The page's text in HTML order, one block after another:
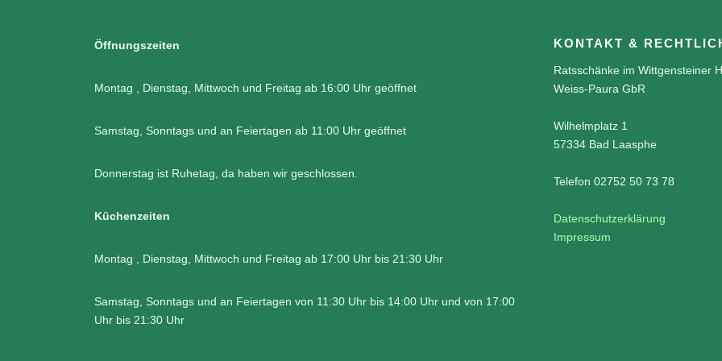
Öffnungszeiten
Montag , Dienstag, Mittwoch und Freitag ab 16:00 Uhr geöffnet
Samstag, Sonntags und an Feiertagen ab 11:00 Uhr geöffnet
Donnerstag ist Ruhetag, da haben wir geschlossen.
Küchenzeiten
Montag , Dienstag, Mittwoch und Freitag ab 17:00 Uhr bis 21:30 Uhr
Samstag, Sonntags und an Feiertagen von 11:30 Uhr bis 14:00 Uhr und von 17:00
Uhr bis 21:30 Uhr
KONTAKT &
Ratsschänke im Wittgensteiner
Weiss-Paura GbR
Wilhelmplatz 1
57334 Bad Laasphe
Telefon 02752 50 73 78
Datenschutzerklärung
Impressum